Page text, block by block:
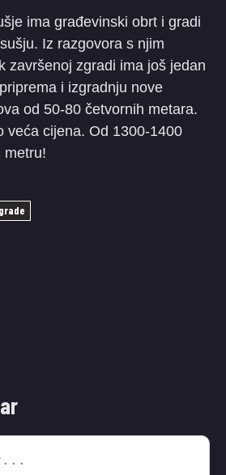
ima građevinski obrt i gradi
Iz razgovora s njim
završenoj zgradi ima još jedan
i izgradnju nove
od 50-80 četvornih metara.
veća cijena. Od 1300-1400
metru!